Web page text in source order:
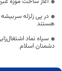
در پی زلزله
هستند
سپاه نماد
دشمنان اسلام